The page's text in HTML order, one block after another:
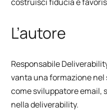
L’autore
Responsabile
vanta una formazione
come sviluppatore email,
nella deliverability.